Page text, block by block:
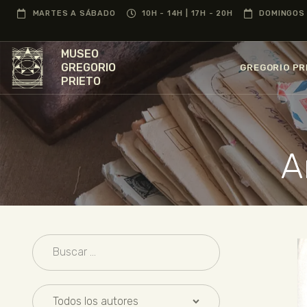
MARTES A SÁBADO 10H - 14H | 17H - 20H
MUSEO
GREGORIO
PRIETO
GREGORIO